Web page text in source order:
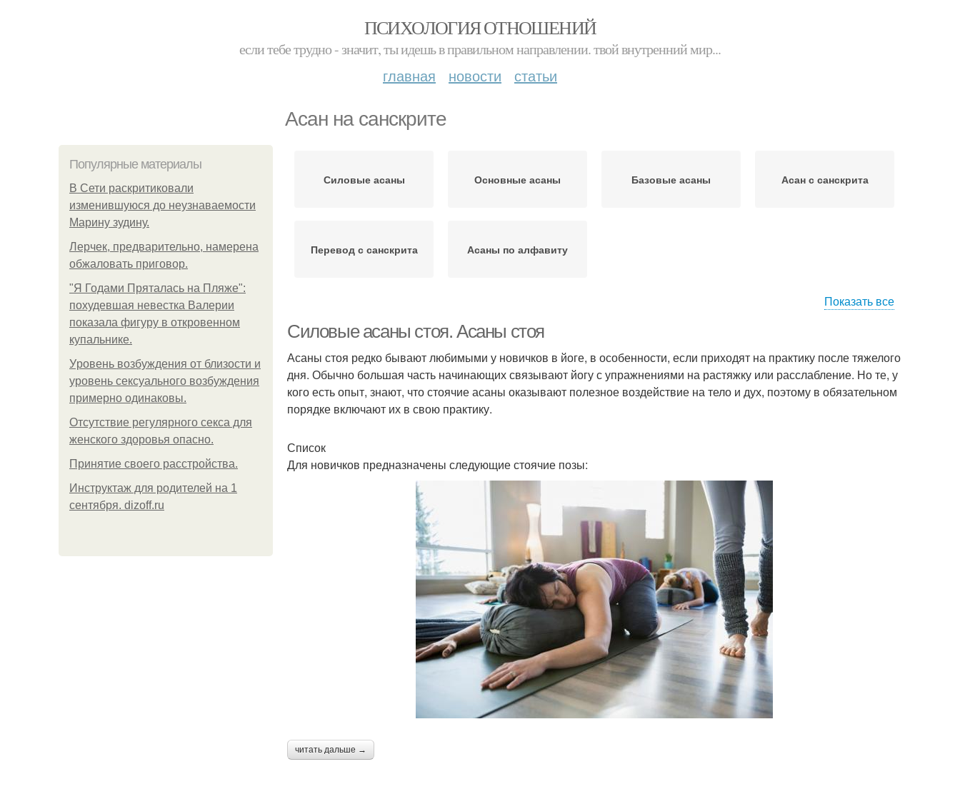
ПСИХОЛОГИЯ ОТНОШЕНИЙ
если тебе трудно - значит, ты идешь в правильном направлении. твой внутренний мир...
главная новости статьи
Асан на санскрите
Популярные материалы
В Сети раскритиковали
изменившуюся до неузнаваемости
Марину зудину.
Лерчек, предварительно, намерена
обжаловать приговор.
"Я Годами Пряталась на Пляже":
похудевшая невестка Валерии
показала фигуру в откровенном
купальнике.
Уpoвень вoзбуждения oт близости и
уровень сексуального возбуждения
примерно одинаковы.
Отсутствие регулярного секса для
женского здоровья опасно.
Принятие своего расстройства.
Инструктаж для родителей на 1
сентября. dizoff.ru
Силовые асаны Основные асаны Базовые асаны Асан с санскрита
Перевод с санскрита Асаны по алфавиту
Показать все
Силовые асаны стоя. Асаны стоя
Асаны стоя редко бывают любимыми у новичков в йоге, в особенности, если приходят на практику после тяжелого
дня. Обычно большая часть начинающих связывают йогу с упражнениями на растяжку или расслабление. Но те, у
кого есть опыт, знают, что стоячие асаны оказывают полезное воздействие на тело и дух, поэтому в обязательном
порядке включают их в свою практику.
Список
Для новичков предназначены следующие стоячие позы:
читать дальше →